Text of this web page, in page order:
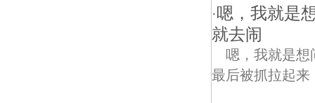
·嗯，我就是
就去闹
嗯，我就是
最后被抓拉起来